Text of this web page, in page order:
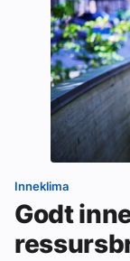
Inneklima
Godt